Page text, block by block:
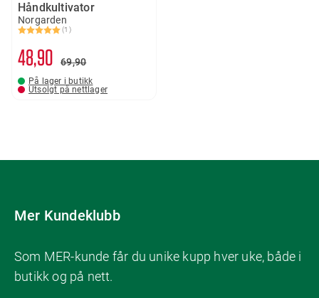
Håndkultivator
Norgarden
Karakter:
(1)
5.0 av 5 mulige
48 90 69 90
På lager i butikk
Utsolgt på nettlager
Mer Kundeklubb
Som MER-kunde får du unike kupp hver uke, både i
butikk og på nett.